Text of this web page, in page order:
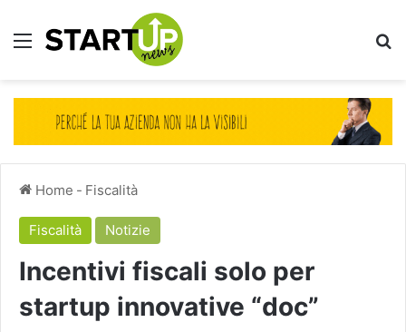
Menu
Home - Fiscalità
Fiscalità Notizie
Incentivi fiscali solo per
startup innovative “doc”